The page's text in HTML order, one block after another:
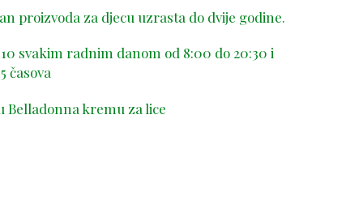
proizvoda za djecu uzrasta do dvije godine.
svakim radnim danom od 8:00 do 20:30 i
časova
Belladonna kremu za lice